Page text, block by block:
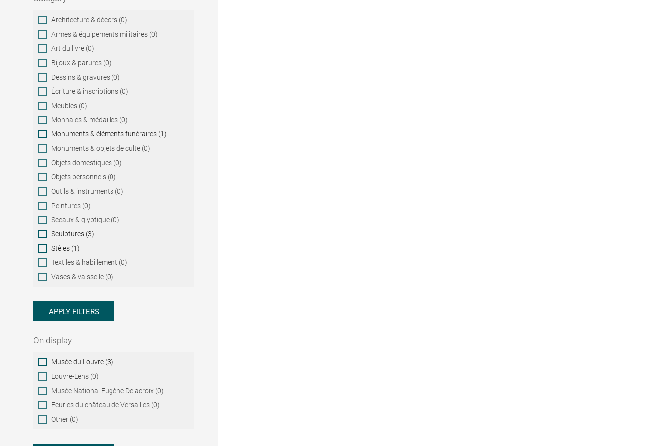
Category
Architecture & décors (0)
Armes & équipements militaires (0)
Art du livre (0)
Bijoux & parures (0)
Dessins & gravures (0)
Écriture & inscriptions (0)
Meubles (0)
Monnaies & médailles (0)
Monuments & éléments funéraires (1)
Monuments & objets de culte (0)
Objets domestiques (0)
Objets personnels (0)
Outils & instruments (0)
Peintures (0)
Sceaux & glyptique (0)
Sculptures (3)
Stèles (1)
Textiles & habillement (0)
Vases & vaisselle (0)
APPLY FILTERS
On display
On
display
Musée du Louvre (3)
Louvre-Lens (0)
Musée National Eugène Delacroix (0)
Ecuries du château de Versailles (0)
Other (0)